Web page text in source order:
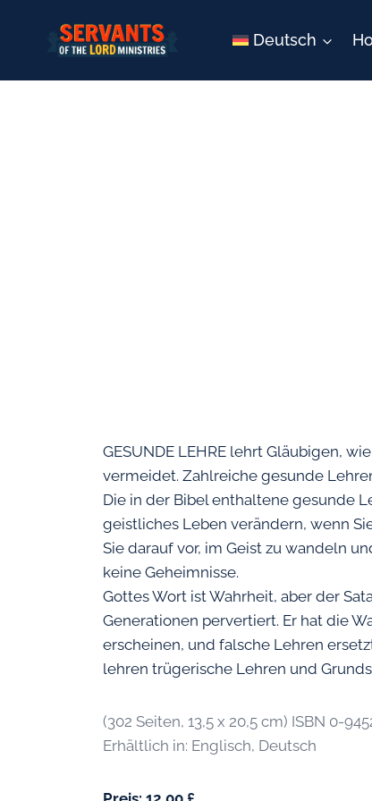
springen
Deutsch
GESUNDE LEHRE lehrt Gläubigen,
vermeidet. Zahlreiche gesunde
Die in der Bibel enthaltene gesunde
geistliches Leben verändern, wenn
Sie darauf vor, im Geist zu wandeln
keine Geheimnisse.
Gottes Wort ist Wahrheit, aber der
Generationen pervertiert. Er hat die
erscheinen, und falsche Lehren
lehren trügerische Lehren und
(302 Seiten, 13,5 x 20,5 cm) ISBN 0-
Erhältlich in: Englisch, Deutsch